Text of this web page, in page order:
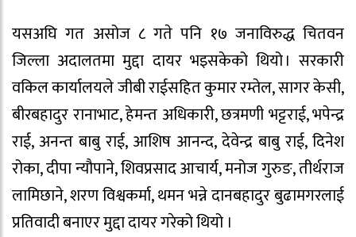
यसअघि गत असोज ८ गते पनि १७ जनाविरुद्ध चितवन
जिल्ला अदालतमा मुद्दा दायर भइसकेको थियो । सरकारी
वकिल कार्यालयले जीबी राईसहित कुमार रम्तेल, सागर केसी,
बीरबहादुर रानाभाट, हेमन्त अधिकारी, छत्रमणी भट्टराई, भपेन्द्र
राई, अनन्त बाबु राई, आशिष आनन्द, देवेन्द्र बाबु राई, दिनेश
रोका, दीपा न्यौपाने, शिवप्रसाद आचार्य, मनोज गुरुङ, तीर्थराज
लामिछाने, शरण विश्वकर्मा, थमन भन्ने दानबहादुर बुढामगरलाई
प्रतिवादी बनाएर मुद्दा दायर गरेको थियो ।